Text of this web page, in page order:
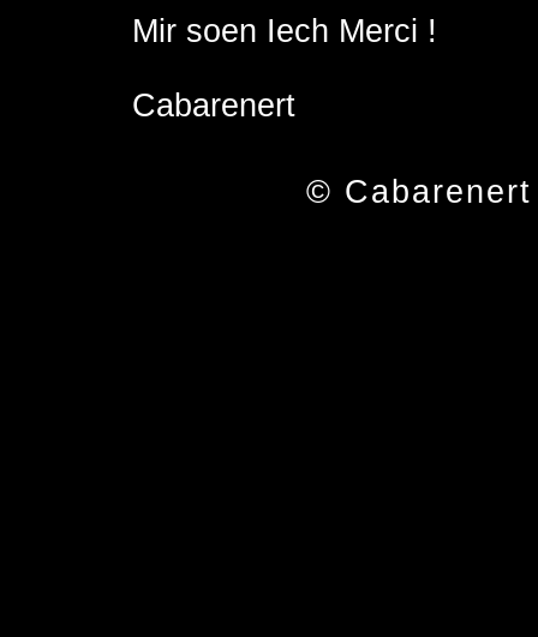
Mir soen Iech Merci !
Cabarenert
©